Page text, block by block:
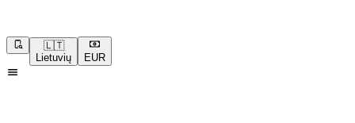
🇱🇹
Lietuvių
EUR